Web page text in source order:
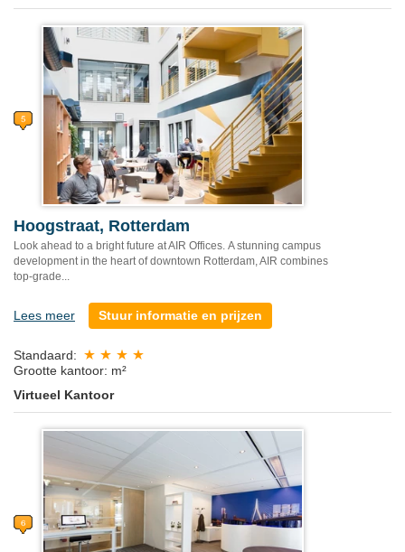
Hoogstraat, Rotterdam
Look ahead to a bright future at AIR Offices. A stunning campus
development in the heart of downtown Rotterdam, AIR combines
top-grade...
Lees meer Stuur informatie en prijzen
Standaard:
Grootte kantoor: m²
Virtueel Kantoor